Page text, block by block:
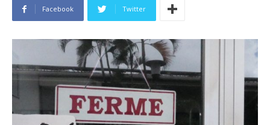
Facebook Twitter